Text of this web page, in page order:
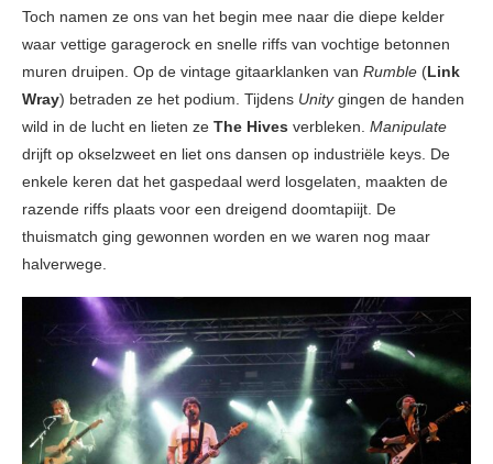
Toch namen ze ons van het begin mee naar die diepe kelder
waar vettige garagerock en snelle riffs van vochtige betonnen
muren druipen. Op de vintage gitaarklanken van Rumble (Link
Wray) betraden ze het podium. Tijdens Unitygingen de handen
wild in de lucht en lieten ze The Hives verbleken. Manipulate
drijft op okselzweet en liet ons dansen op industriële keys. De
enkele keren dat het gaspedaal werd losgelaten, maakten de
razende riffs plaats voor een dreigend doomtapiijt. De
thuismatch ging gewonnen worden en we waren nog maar
halverwege.